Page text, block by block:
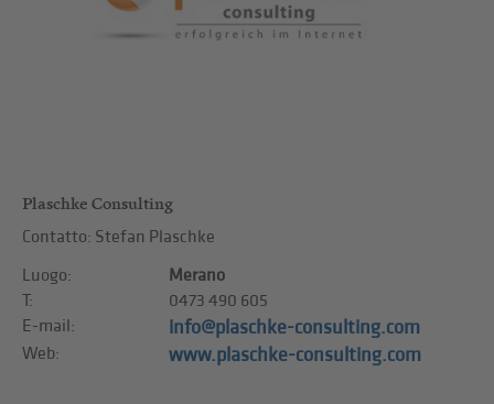
Plaschke Consulting
Contatto: Stefan Plaschke
Luogo:
Merano
T:
0473 490 605
E-mail:
info@plaschke-consulting.com
Web: www.plaschke-consulting.com